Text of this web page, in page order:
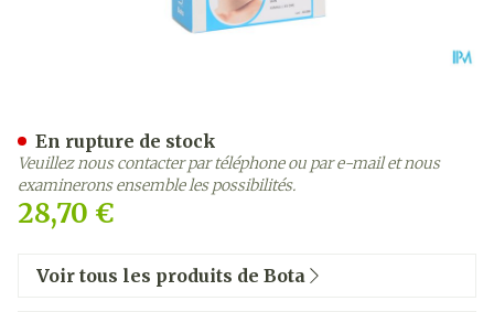
28,70 €
En rupture de stock
Veuillez nous contacter par téléphone ou par e-mail et nous
examinerons ensemble les possibilités.
Voir tous les produits de Bota